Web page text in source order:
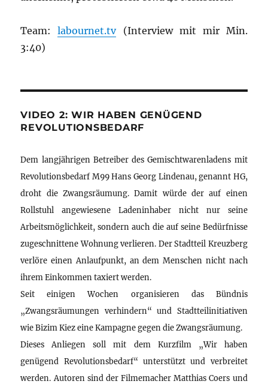
Team:labournet.tv(Interview mit mir Min.
3:40)
VIDEO 2: WIR HABEN GENÜGEND
REVOLUTIONSBEDARF
Dem langjährigen Betreiber des Gemischtwarenladens mit
Revolutionsbedarf M99 Hans Georg Lindenau, genannt HG,
droht die Zwangsräumung. Damit würde der auf einen
Rollstuhl angewiesene Ladeninhaber nicht nur seine
Arbeitsmöglichkeit, sondern auch die auf seine Bedürfnisse
zugeschnittene Wohnung verlieren. Der Stadtteil Kreuzberg
verlöre einen Anlaufpunkt, an dem Menschen nicht nach
ihrem Einkommen taxiert werden.
Seit einigen Wochen organisieren das Bündnis
„Zwangsräumungen verhindern“ und Stadtteilinitiativen
wie Bizim Kiez eine Kampagne gegen die Zwangsräumung.
Dieses Anliegen soll mit dem Kurzfilm „Wir haben
genügend Revolutionsbedarf“ unterstützt und verbreitet
werden. Autoren sind der Filmemacher Matthias Coers und